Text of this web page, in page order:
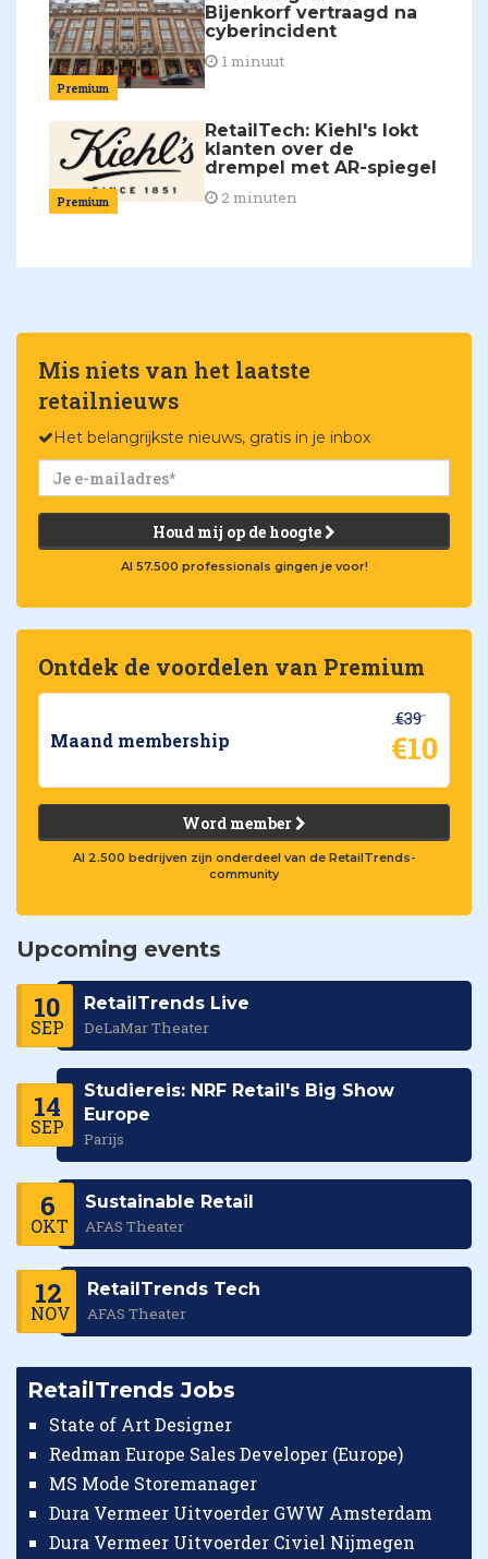
Premium
Bijenkorf vertraagd na
cyberincident
1 minuut
Premium
RetailTech: Kiehl's lokt
klanten over de
drempel met AR-spiegel
2 minuten
Mis niets van het laatste
retailnieuws
Het belangrijkste nieuws, gratis in je inbox
Houd mij op de hoogte
Al 57.500 professionals gingen je voor!
Ontdek de voordelen van Premium
Maand membership
€39
€10
Word member
Al 2.500 bedrijven zijn onderdeel van de RetailTrends-
community
Upcoming events
10
SEP
RetailTrends Live
DeLaMar Theater
14
SEP
Studiereis: NRF Retail's Big Show
Europe
Parijs
6
OKT
Sustainable Retail
AFAS Theater
12
NOV
RetailTrends Tech
AFAS Theater
RetailTrends Jobs
State of Art Designer
Redman Europe Sales Developer (Europe)
MS Mode Storemanager
Dura Vermeer Uitvoerder GWW Amsterdam
Dura Vermeer Uitvoerder Civiel Nijmegen